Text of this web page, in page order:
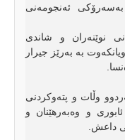
ئەنجومەنی
نوێنەران و شاندی
بە بەرێز جیرار
وڵات و پتەوکردنی
و وەبەرهێنان و
داعش.